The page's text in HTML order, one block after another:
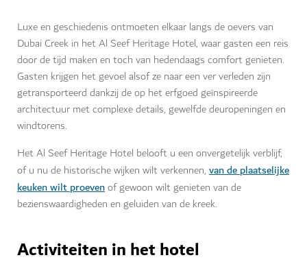
Luxe en geschiedenis ontmoeten elkaar langs de oevers van
Dubai Creek in het Al Seef Heritage Hotel, waar gasten een reis
door de tijd maken en toch van hedendaags comfort genieten.
Gasten krijgen het gevoel alsof ze naar een ver verleden zijn
getransporteerd dankzij de op het erfgoed geïnspireerde
architectuur met complexe details, gewelfde deuropeningen en
windtorens.
Het Al Seef Heritage Hotel belooft u een onvergetelijk verblijf,
of u nu de historische wijken wilt verkennen, van de plaatselijke
keuken wilt proevenof gewoon wilt genieten van de
bezienswaardigheden en geluiden van de kreek.
Activiteiten in het hotel